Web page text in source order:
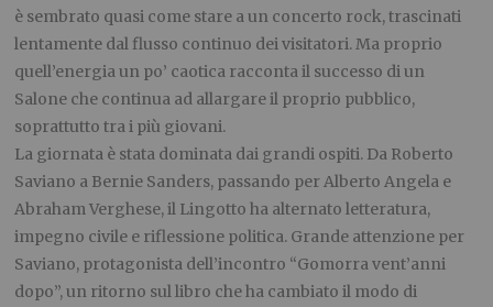
è sembrato quasi come stare a un concerto rock, trascinati
lentamente dal flusso continuo dei visitatori. Ma proprio
quell’energia un po’ caotica racconta il successo di un
Salone che continua ad allargare il proprio pubblico,
soprattutto tra i più giovani.
La giornata è stata dominata dai grandi ospiti. Da Roberto
Saviano a Bernie Sanders, passando per Alberto Angela e
Abraham Verghese, il Lingotto ha alternato letteratura,
impegno civile e riflessione politica. Grande attenzione per
Saviano, protagonista dell’incontro “Gomorra vent’anni
dopo”, un ritorno sul libro che ha cambiato il modo di